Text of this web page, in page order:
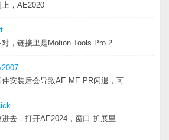
上，AE2020
对，链接里是Motion.Tools.Pro.2...
件安装后会导致AE ME PR闪退，可...
去，打开AE2024，窗口-扩展里...